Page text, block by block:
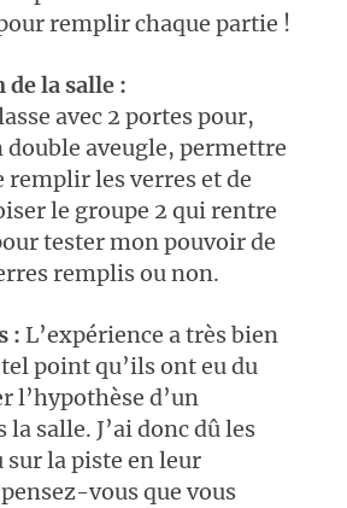
remplir chaque partie !
la salle :
avec 2 portes pour,
double aveugle, permettre
remplir les verres et de
le groupe 2 qui rentre
tester mon pouvoir de
remplis ou non.
: L’expérience a très bien
point qu’ils ont eu du
l’hypothèse d’un
salle. J’ai donc dû les
la piste en leur
vous que vous